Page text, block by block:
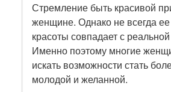
Стремление быть красивой
женщине. Однако не всегда
красоты совпадает с
Именно поэтому многие
искать возможности стать
молодой и желанной.